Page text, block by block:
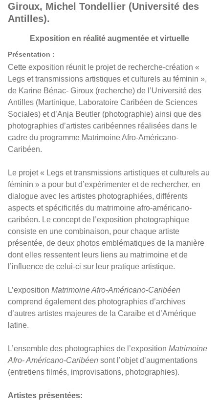
Giroux, Michel Tondellier (Université des
Antilles).
Exposition en réalité augmentée et virtuelle
Présentation :
Cette exposition réunit le projet de recherche-création «
Legs et transmissions artistiques et culturels au féminin »,
de Karine Bénac- Giroux (recherche) de l’Université des
Antilles (Martinique, Laboratoire Caribéen de Sciences
Sociales) et d’Anja Beutler (photographie) ainsi que des
photographies d’artistes caribéennes réalisées dans le
cadre du programme Matrimoine Afro-Américano-
Caribéen.
Le projet « Legs et transmissions artistiques et culturels au
féminin » a pour but d’expérimenter et de rechercher, en
dialogue avec les artistes photographiées, différents
aspects et spécificités du matrimoine afro-américano-
caribéen. Le concept de l’exposition photographique
consiste en une combinaison, pour chaque artiste
présentée, de deux photos emblématiques de la manière
dont elles ressentent leurs liens au matrimoine et de
l’influence de celui-ci sur leur pratique artistique.
L’exposition Matrimoine Afro-Américano-Caribéen
comprend également des photographies d’archives
d’autres artistes majeures de la Caraïbe et d’Amérique
latine.
L’ensemble des photographies de l’exposition Matrimoine
Afro- Américano-Caribéen sont l’objet d’augmentations
(entretiens filmés, improvisations, photographies).
Artistes présentées: